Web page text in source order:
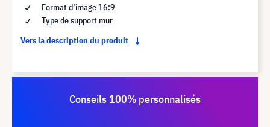
Format d’image 16:9
Type de support mur
Vers la description du produit
Conseils 100% personnalisés